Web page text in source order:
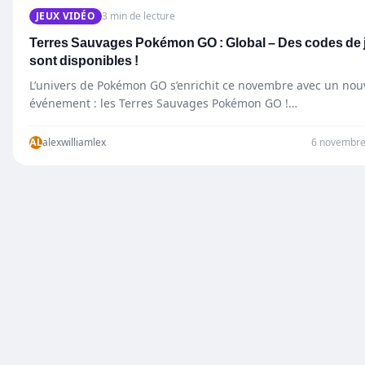
JEUX VIDÉO 3 min de lecture
Terres Sauvages Pokémon GO : Global – Des codes de
sont disponibles !
L’univers de Pokémon GO s’enrichit ce novembre avec un
événement : les Terres Sauvages Pokémon GO !…
ALalexwilliamlex 6